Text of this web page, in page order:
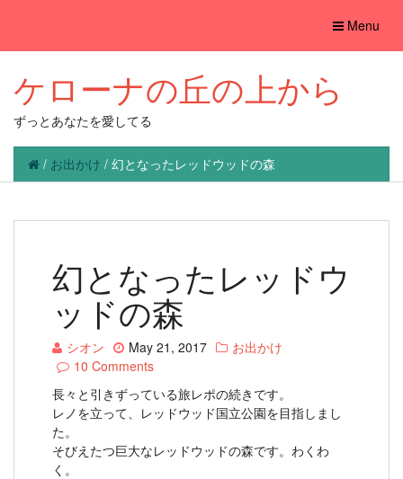
Toggle
Menu
ケローナの丘の上から
ずっとあなたを愛してる
/ お出かけ / 幻となったレッドウッドの森
幻となったレッドウ
ッドの森
シオン May 21, 2017
お出かけ
10 Comments
長々と引きずっている旅レポの続きです。
レノを立って、レッドウッド国立公園を目指しまし
た。
そびえたつ巨大なレッドウッドの森です。わくわ
く。